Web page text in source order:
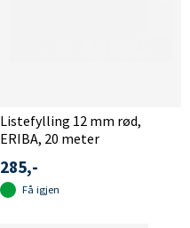
Listefylling 12 mm rød,
ERIBA, 20 meter
285,-
Få igjen